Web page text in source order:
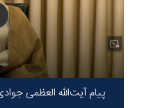
پیام آیت‌الله العظمی